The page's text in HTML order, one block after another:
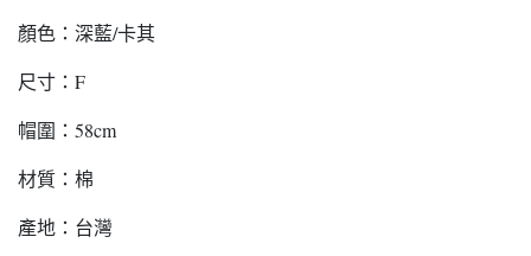
顏色：深藍/卡其
尺寸：F
帽圍：58cm
材質：棉
產地：台灣